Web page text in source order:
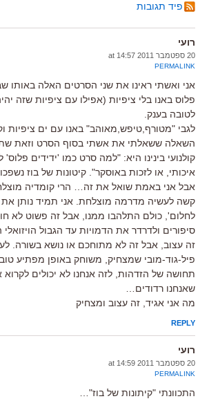
פיד תגובות
רועי
20 ספטמבר 2011 at 14:57
PERMALINK
אני ואשתי ראינו את שני הסרטים האלה באותו
פלוס באנו בלי ציפיות (אפילו עם ציפיות שזה
לטובה בענק.
לגבי "מטורף,טיפש,מאוהב" באנו עם ים ציפיות
השאלה ששאלתי את אשתי בסוף הסרט וזאת
קולנועי בינינו היא: "למה סרט כמו 'ידידים
איכותי, או לזכות באוסקר". קיטונות של בוז
אבל אני באמת שואל את זה… הרי קומדיה
קשה לעשיה מדרמה מוצלחת. אני תמיד נותן את
לחלום', כולם התלהבו ממנו, אבל זה פשוט לא
סיפורים ולדרדר את הדמויות עד הגבול
זה עצוב, אבל זה לא מתוחכם או נושא בשורה.
פיל-גוד-מובי שמצחיק, משוחק באופן מפתיע
תחושה של הזדהות, לזה אנחנו לא יכולים לקרוא
שאנחנו רדודים…
מה אני אגיד, זה עצוב ומצחיק
REPLY
רועי
20 ספטמבר 2011 at 14:59
PERMALINK
התכוונתי "קיתונות של בוז"…